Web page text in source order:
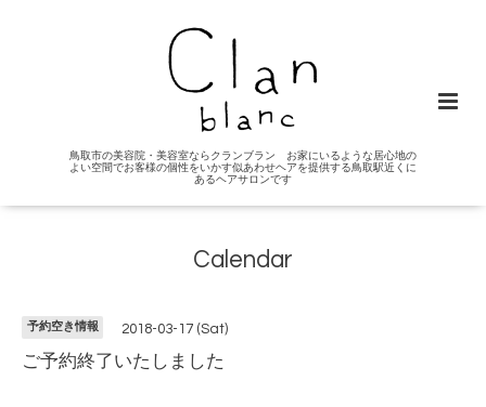
鳥取市の美容院・美容室ならクランブラン お家にいるような居心地の
よい空間でお客様の個性をいかす似あわせヘアを提供する鳥取駅近くに
あるヘアサロンです
Calendar
予約空き情報 2018-03-17 (Sat)
ご予約終了いたしました